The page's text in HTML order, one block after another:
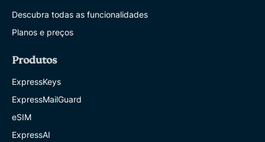
Descubra todas as funcionalidades
Planos e preços
Produtos
ExpressKeys
ExpressMailGuard
eSIM
ExpressAI